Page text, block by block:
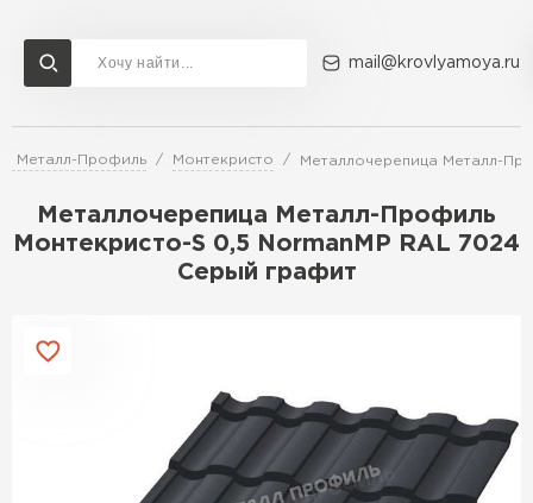
mail@krovlyamoya.ru
Металл-Профиль Монтекристо Металлочерепица Металл-
Металлочерепица Металл-Профиль
Монтекристо-S 0,5 NormanMP RAL 7024
Серый графит
Сервисы расчета
Расчет штакетника для забора
Расчет водостока
Расчет софитов для кровли
Расчет кровли из профнастила
Доставка Контакты
ПЕРЕЙТИ